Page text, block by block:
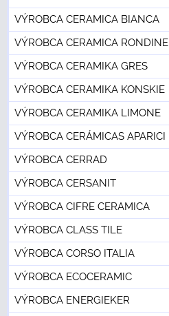
VÝROBCA CERAMICA BIANCA
VÝROBCA CERAMICA RONDINE
VÝROBCA CERAMIKA GRES
VÝROBCA CERAMIKA KONSKIE
VÝROBCA CERAMIKA LIMONE
VÝROBCA CERÁMICAS APARICI
VÝROBCA CERRAD
VÝROBCA CERSANIT
VÝROBCA CIFRE CERAMICA
VÝROBCA CLASS TILE
VÝROBCA CORSO ITALIA
VÝROBCA ECOCERAMIC
VÝROBCA ENERGIEKER